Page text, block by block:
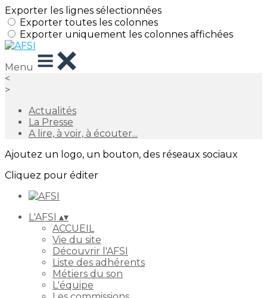
Exporter les lignes sélectionnées
Exporter toutes les colonnes
Exporter uniquement les colonnes affichées
Menu
<
>
Actualités
La Presse
A lire, à voir, à écouter...
Ajoutez un logo, un bouton, des réseaux sociaux
Cliquez pour éditer
L'AFSI ▴▾
ACCUEIL
Vie du site
Découvrir l'AFSI
Liste des adhérents
Métiers du son
L'équipe